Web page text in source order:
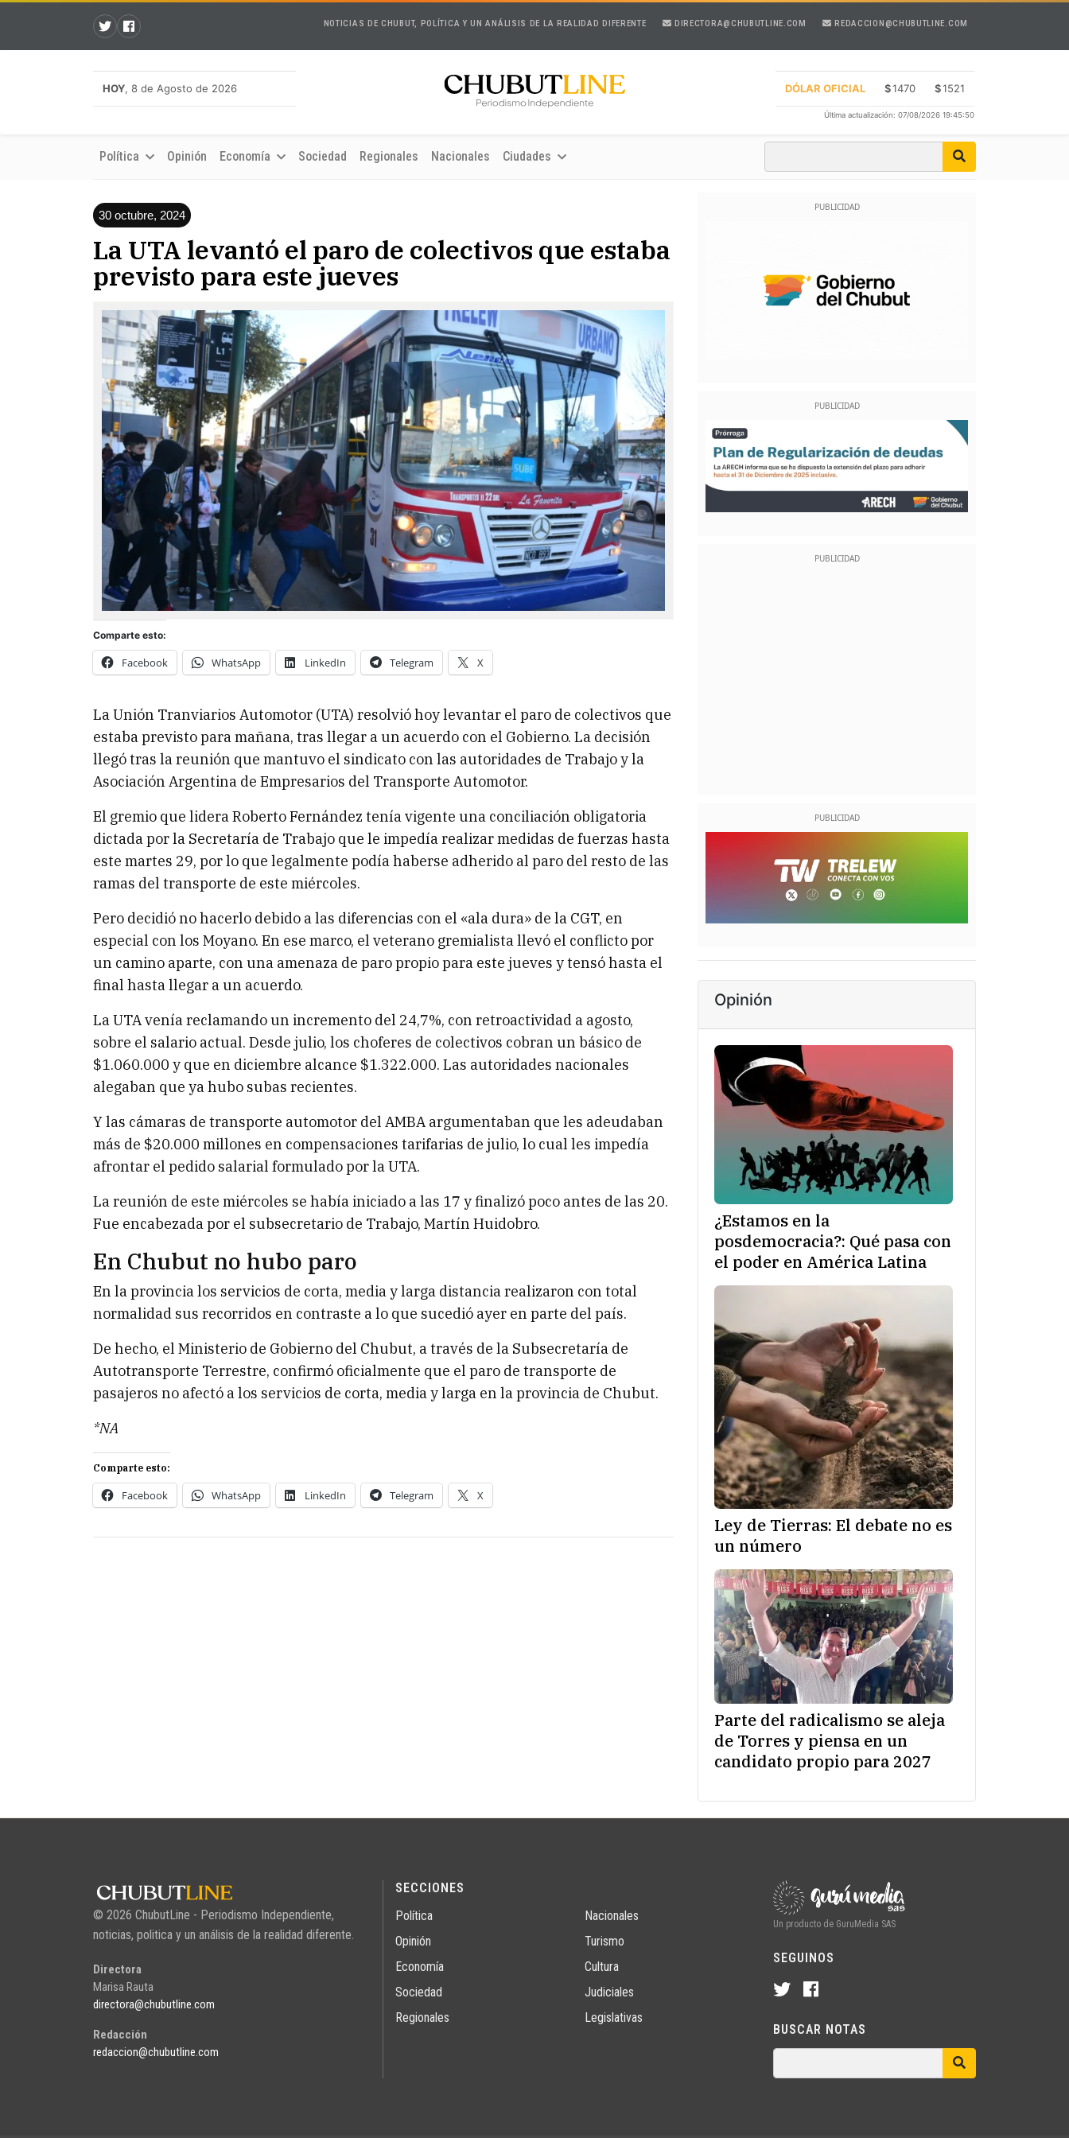
NOTICIAS DE CHUBUT, POLÍTICA Y UN ANÁLISIS DE LA REALIDAD DIFERENTE DIRECTORA@CHUBUTLINE.COM REDACCION@CHUBUTLINE.COM
HOY, 8 de Agosto de 2026 DÓLAR OFICIAL $1470 $1521
Última actualización: 07/08/2026 19:45:50
Política Opinión Economía Sociedad Regionales Nacionales Ciudades
30 octubre, 2024
La UTA levantó el paro de colectivos que estaba
previsto para este jueves
Comparte esto:
Facebook WhatsApp LinkedIn Telegram X
La Unión Tranviarios Automotor (UTA) resolvió hoy levantar el paro de colectivos que
estaba previsto para mañana, tras llegar a un acuerdo con el Gobierno. La decisión
llegó tras la reunión que mantuvo el sindicato con las autoridades de Trabajo y la
Asociación Argentina de Empresarios del Transporte Automotor.
El gremio que lidera Roberto Fernández tenía vigente una conciliación obligatoria
dictada por la Secretaría de Trabajo que le impedía realizar medidas de fuerzas hasta
este martes 29, por lo que legalmente podía haberse adherido al paro del resto de las
ramas del transporte de este miércoles.
Pero decidió no hacerlo debido a las diferencias con el «ala dura» de la CGT, en
especial con los Moyano. En ese marco, el veterano gremialista llevó el conflicto por
un camino aparte, con una amenaza de paro propio para este jueves y tensó hasta el
final hasta llegar a un acuerdo.
La UTA venía reclamando un incremento del 24,7%, con retroactividad a agosto,
sobre el salario actual. Desde julio, los choferes de colectivos cobran un básico de
$1.060.000 y que en diciembre alcance $1.322.000. Las autoridades nacionales
alegaban que ya hubo subas recientes.
Y las cámaras de transporte automotor del AMBA argumentaban que les adeudaban
más de $20.000 millones en compensaciones tarifarias de julio, lo cual les impedía
afrontar el pedido salarial formulado por la UTA.
La reunión de este miércoles se había iniciado a las 17 y finalizó poco antes de las 20.
Fue encabezada por el subsecretario de Trabajo, Martín Huidobro.
En Chubut no hubo paro
En la provincia los servicios de corta, media y larga distancia realizaron con total
normalidad sus recorridos en contraste a lo que sucedió ayer en parte del país.
De hecho, el Ministerio de Gobierno del Chubut, a través de la Subsecretaría de
Autotransporte Terrestre, confirmó oficialmente que el paro de transporte de
pasajeros no afectó a los servicios de corta, media y larga en la provincia de Chubut.
*NA
Comparte esto:
Facebook WhatsApp LinkedIn Telegram X
Opinión
¿Estamos en la
posdemocracia?: Qué pasa con
el poder en América Latina
Ley de Tierras: El debate no es
un número
Parte del radicalismo se aleja
de Torres y piensa en un
candidato propio para 2027
© 2026 ChubutLine - Periodismo Independiente,
noticias, politica y un análisis de la realidad diferente.
Directora
Marisa Rauta
directora@chubutline.com
Redacción
redaccion@chubutline.com
SECCIONES
Política
Opinión
Economía
Sociedad
Regionales
Nacionales
Turismo
Cultura
Judiciales
Legislativas
Un producto de GuruMedia SAS
SEGUINOS
BUSCAR NOTAS